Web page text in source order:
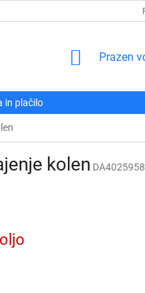
Prazen
in plačilo
kolen